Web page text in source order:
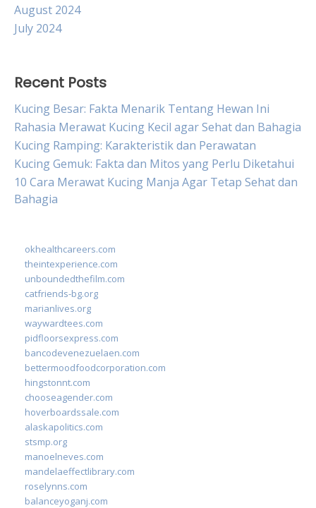
August 2024
July 2024
Recent Posts
Kucing Besar: Fakta Menarik Tentang Hewan Ini
Rahasia Merawat Kucing Kecil agar Sehat dan Bahagia
Kucing Ramping: Karakteristik dan Perawatan
Kucing Gemuk: Fakta dan Mitos yang Perlu Diketahui
10 Cara Merawat Kucing Manja Agar Tetap Sehat dan
Bahagia
okhealthcareers.com
theintexperience.com
unboundedthefilm.com
catfriends-bg.org
marianlives.org
waywardtees.com
pidfloorsexpress.com
bancodevenezuelaen.com
bettermoodfoodcorporation.com
hingstonnt.com
chooseagender.com
hoverboardssale.com
alaskapolitics.com
stsmp.org
manoelneves.com
mandelaeffectlibrary.com
roselynns.com
balanceyoganj.com